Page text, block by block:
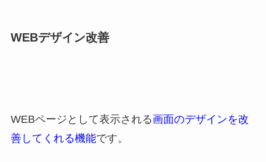
WEBデザイン改善
WEBページとして表示される画面のデザインを改
善してくれる機能です。